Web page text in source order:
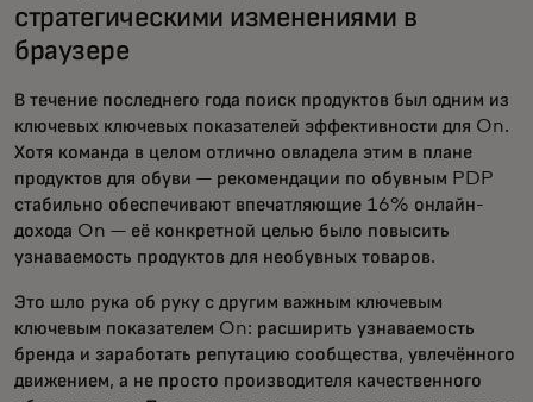
стратегическими изменениями в
браузере
В течение последнего года поиск продуктов был одним из
ключевых ключевых показателей эффективности для On.
Хотя команда в целом отлично овладела этим в плане
продуктов для обуви — рекомендации по обувным PDP
стабильно обеспечивают впечатляющие 16% онлайн-
дохода On — её конкретной целью было повысить
узнаваемость продуктов для необувных товаров.
Это шло рука об руку с другим важным ключевым
ключевым показателем On: расширить узнаваемость
бренда и заработать репутацию сообщества, увлечённого
движением, а не просто производителя качественного